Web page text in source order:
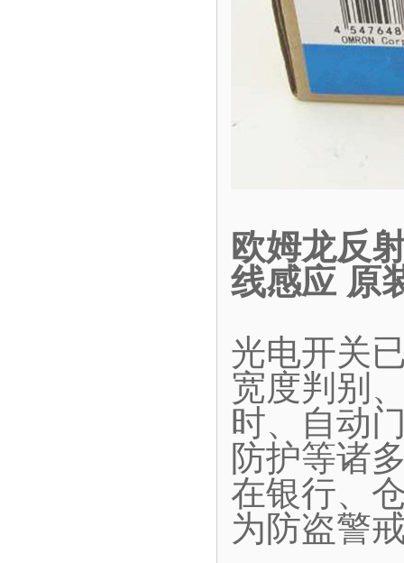
欧姆龙反
线感应 原
光电开关
宽度判别
时、自动
防护等诸
在银行、
为防盗警